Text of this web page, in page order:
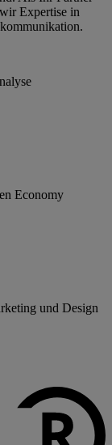
Expertise in
Economy
und Design